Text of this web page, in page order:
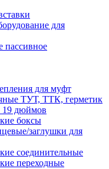
для
пассивное
для муфт
ТУТ, ТТК, герметик
19 дюймов
боксы
заглушки для
соединительные
переходные